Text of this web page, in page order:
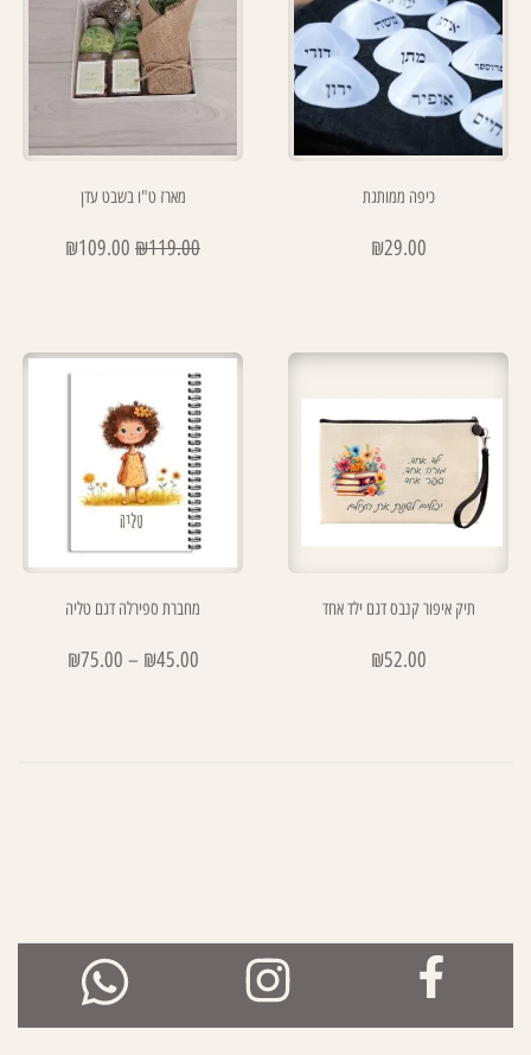
כיפה ממותגת
₪29.00
מארז ט"ו בשבט עדן
₪119.00
₪109.00
תיק איפור קנבס דגם ילד אחד
₪52.00
מחברת ספירלה דגם טליה
₪45.00
–
₪75.00